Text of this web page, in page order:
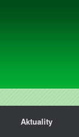
Aktuality